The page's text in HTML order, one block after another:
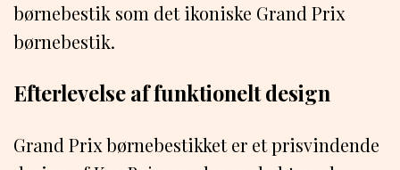
børnebestik som det ikoniske Grand Prix
børnebestik.
Efterlevelse af funktionelt design
Grand Prix børnebestikket er et prisvindende